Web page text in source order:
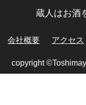
蔵人はお酒
会社概要 アクセス
copyright